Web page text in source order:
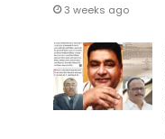
3 weeks ago